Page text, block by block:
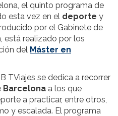
el quinto programa de
esta vez en el deporte y
por el Gabinete de
está realizado por los
del Máster en
TViajes se dedica a recorrer
Barcelona a los que
a practicar, entre otros,
y escalada. El programa